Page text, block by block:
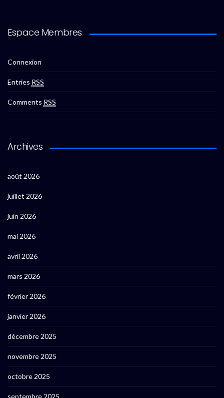
Espace Membres
Connexion
Entries RSS
Comments RSS
Archives
août 2026
juillet 2026
juin 2026
mai 2026
avril 2026
mars 2026
février 2026
janvier 2026
décembre 2025
novembre 2025
octobre 2025